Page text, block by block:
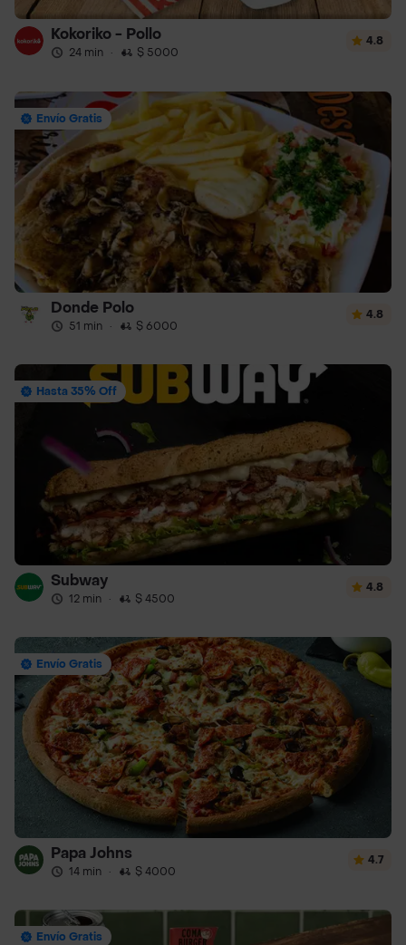
Kokoriko - Pollo
24 min · $ 5000
4.8
Envío Gratis
Donde Polo
51 min · $ 6000
4.8
Hasta 35% Off
Subway
12 min · $ 4500
4.8
Envío Gratis
Papa Johns
14 min · $ 4000
4.7
Envío Gratis